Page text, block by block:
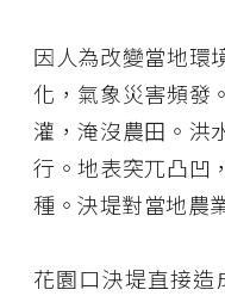
因人為改變當地環
化，氣象災害頻發
灌，淹沒農田。洪
行。地表突兀凸凹
種。決堤對當地農
花園口決堤直接造